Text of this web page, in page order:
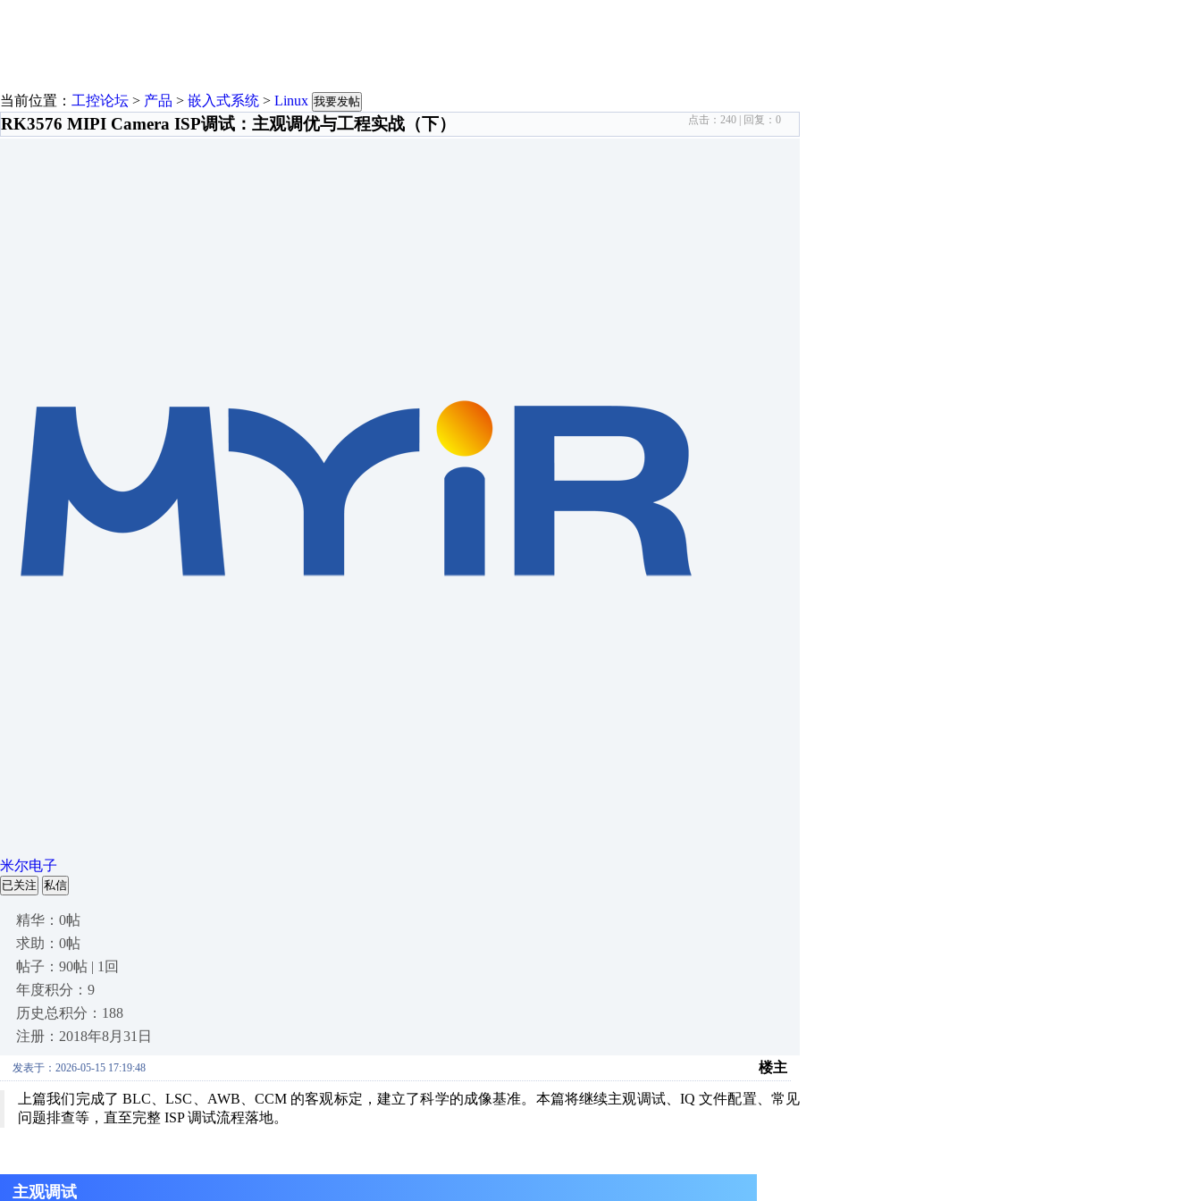
当前位置： 工控论坛 > 产品 > 嵌入式系统 > Linux 我要发帖
RK3576 MIPI Camera ISP调试：主观调优与工程实战（下） 点击： 240 | 回复： 0
米尔电子
已关注 私信
精华：0帖
求助：0帖
帖子：90帖 | 1回
年度积分：9
历史总积分：188
注册：2018年8月31日
发表于：2026-05-15 17:19:48 楼主
上篇我们完成了 BLC、LSC、AWB、CCM 的客观标定，建立了科学的成像基准。本篇将继续主观调试、IQ 文件配置、常见
问题排查等，直至完整 ISP 调试流程落地。
主观调试